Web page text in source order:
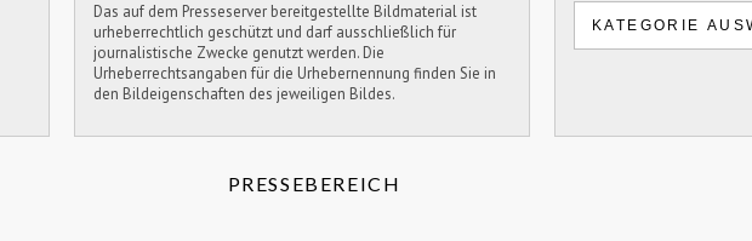
Das auf dem Presseserver bereitgestellte Bildmaterial ist
urheberrechtlich geschützt und darf ausschließlich für
journalistische Zwecke genutzt werden. Die
Urheberrechtsangaben für die Urhebernennung finden Sie in
den Bildeigenschaften des jeweiligen Bildes.
PRESSEBEREICH